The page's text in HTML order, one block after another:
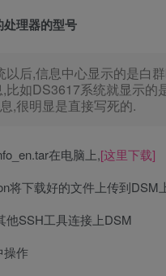
理器的型号
以后,信息中心显示的是白
比如DS3617系统就显示的
,很明显是直接写死的.
在电脑上,[这里下载]
将下载好的文件上传到DSM
他SSH工具连接上DSM
操作